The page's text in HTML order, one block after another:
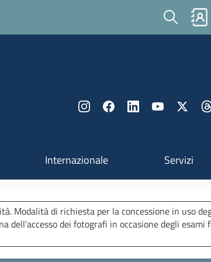
Cerca
Internazionale Servizi
Modalità di richiesta per la concessione in uso
dei fotografi in occasione degli esami